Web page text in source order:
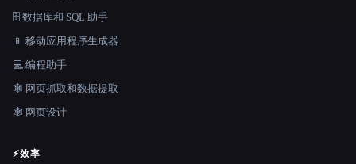
🗄️ 数据库和 SQL 助手
📱 移动应用程序生成器
💻 编程助手
🕸️ 网页抓取和数据提取
🕸 网页设计
⚡效率